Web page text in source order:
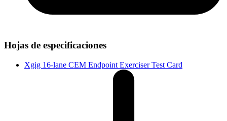
Hojas de especificaciones
Xgig 16-lane CEM Endpoint Exerciser Test Card